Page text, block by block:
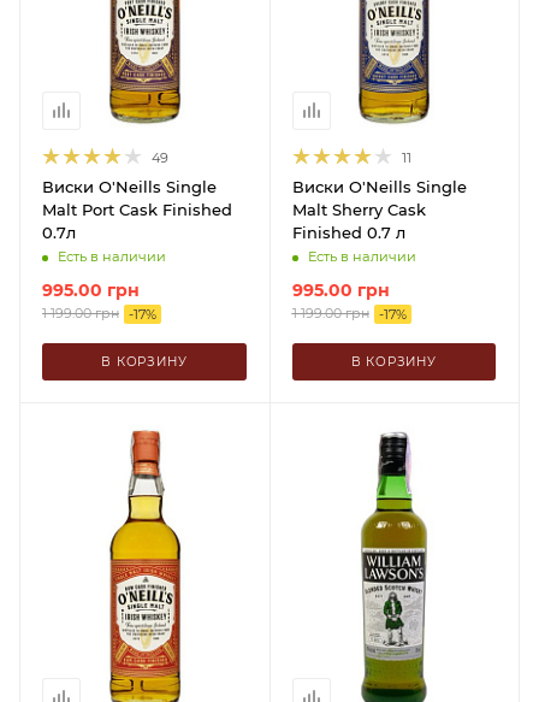
49
Виски O'Neills Single
Malt Port Cask Finished
0.7л
Есть в наличии
995.00 грн
1 199.00грн -17%
В КОРЗИНУ
11
Виски O'Neills Single
Malt Sherry Cask
Finished 0.7 л
Есть в наличии
995.00 грн
1 199.00грн -17%
В КОРЗИНУ